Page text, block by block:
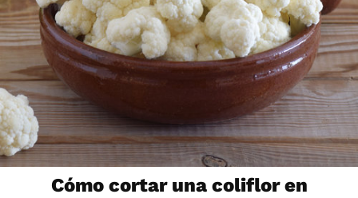
Cómo cortar una coliflor en